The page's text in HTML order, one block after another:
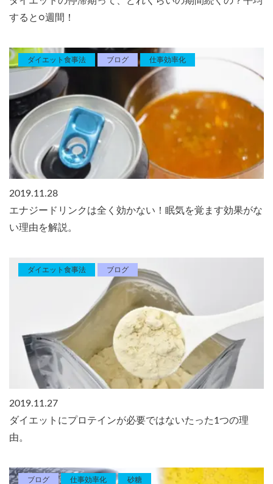
すると○週間！
ダイエット食事法 ブログ 仕事効率化
2019.11.28
エナジードリンクは全く効かない！眠気を覚ます効果がな
い理由を解説。
ダイエット食事法 ブログ
2019.11.27
ダイエットにプロテインが必要ではないたった1つの理
由。
ブログ 仕事効率化 砂糖